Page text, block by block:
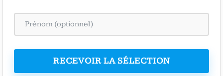
RECEVOIR LA SÉLECTION